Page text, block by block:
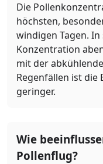
Die
höchsten,
windigen Tagen.
Konzentration
mit der
Regenfällen ist
geringer.
Wie
Pollenflug?